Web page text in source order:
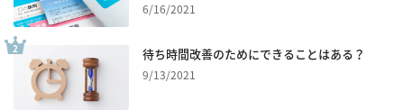
6/16/2021
待ち時間改善のためにできることはある？
9/13/2021